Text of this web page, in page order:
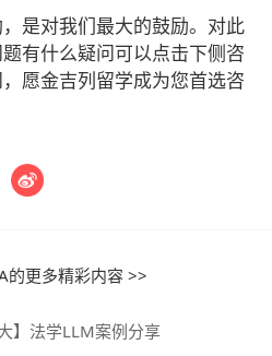
是对我们最大的鼓励。对此
有什么疑问可以点击下侧咨
愿金吉列留学成为您首选咨
的更多精彩内容 >>
】法学LLM案例分享